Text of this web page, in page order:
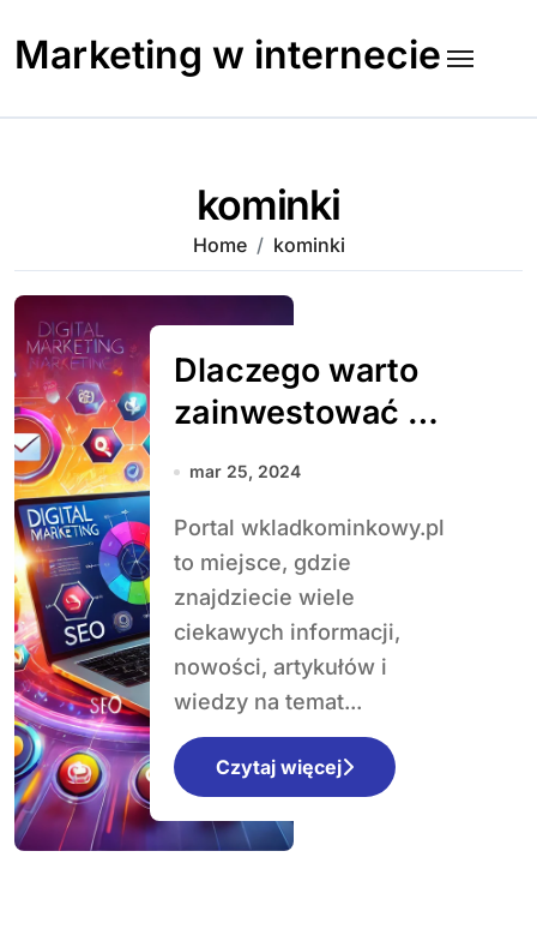
content
Marketing w internecie
kominki
Home kominki
Dlaczego warto
zainwestować w
wkład kominkowy:
mar 25, 2024
Portal wkladkominkowy.pl
to miejsce, gdzie
znajdziecie wiele
ciekawych informacji,
nowości, artykułów i
wiedzy na temat...
Czytaj więcej